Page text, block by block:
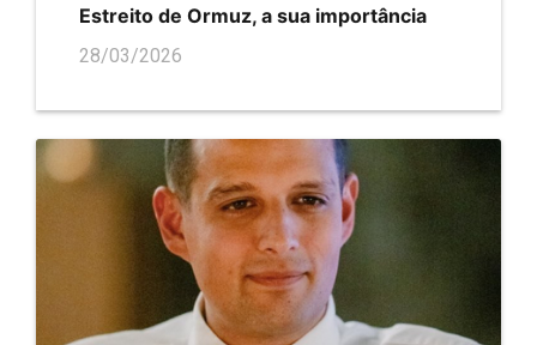
Estreito de Ormuz, a sua importância
28/03/2026